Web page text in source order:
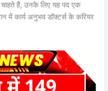
हैं, उनके लिए यह पद एक
में कार्य अनुभव डॉक्टर्स के करियर